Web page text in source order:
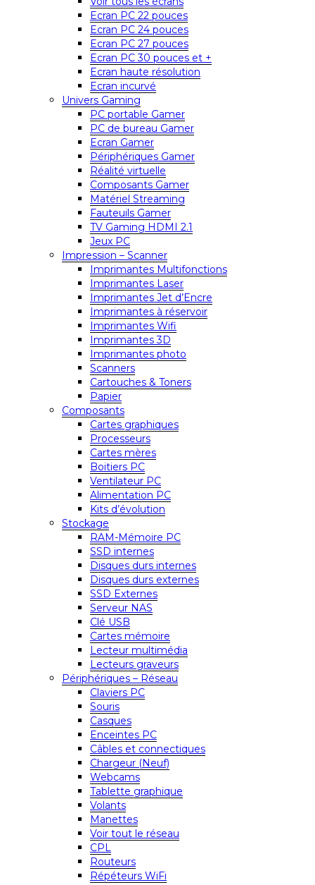
Ecran PC 22 pouces
Ecran PC 24 pouces
Ecran PC 27 pouces
Ecran PC 30 pouces et +
Ecran haute résolution
Ecran incurvé
Univers Gaming
PC portable Gamer
PC de bureau Gamer
Ecran Gamer
Périphériques Gamer
Réalité virtuelle
Composants Gamer
Matériel Streaming
Fauteuils Gamer
TV Gaming HDMI 2.1
Jeux PC
Impression – Scanner
Imprimantes Multifonctions
Imprimantes Laser
Imprimantes Jet d’Encre
Imprimantes à réservoir
Imprimantes Wifi
Imprimantes 3D
Imprimantes photo
Scanners
Cartouches & Toners
Papier
Composants
Cartes graphiques
Processeurs
Cartes mères
Boitiers PC
Ventilateur PC
Alimentation PC
Kits d’évolution
Stockage
RAM-Mémoire PC
SSD internes
Disques durs internes
Disques durs externes
SSD Externes
Serveur NAS
Clé USB
Cartes mémoire
Lecteur multimédia
Lecteurs graveurs
Périphériques – Réseau
Claviers PC
Souris
Casques
Enceintes PC
Câbles et connectiques
Chargeur (Neuf)
Webcams
Tablette graphique
Volants
Manettes
Voir tout le réseau
CPL
Routeurs
Répéteurs WiFi